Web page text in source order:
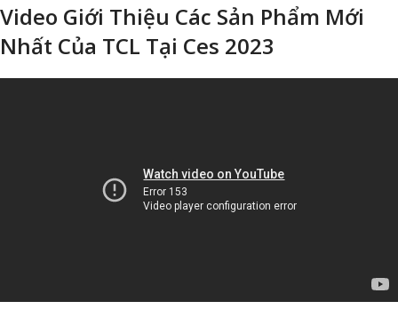
Video Giới Thiệu Các Sản Phẩm Mới
Nhất Của TCL Tại Ces 2023